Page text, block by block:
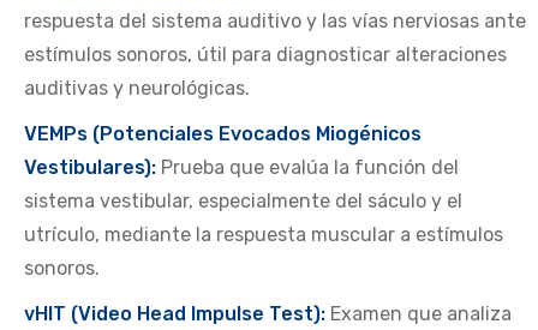
respuesta del sistema auditivo y las vías nerviosas ante
estímulos sonoros, útil para diagnosticar alteraciones
auditivas y neurológicas.
VEMPs (Potenciales Evocados Miogénicos
Vestibulares): Prueba que evalúa la función del
sistema vestibular, especialmente del sáculo y el
utrículo, mediante la respuesta muscular a estímulos
sonoros.
vHIT (Video Head Impulse Test): Examen que analiza